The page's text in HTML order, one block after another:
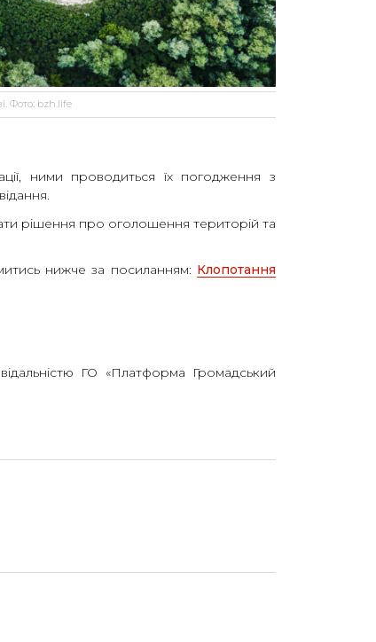
Фото: bzh.life
ними проводиться їх погодження з
рішення про оголошення територій та
нижче за посиланням: Клопотання
ГО «Платформа Громадський